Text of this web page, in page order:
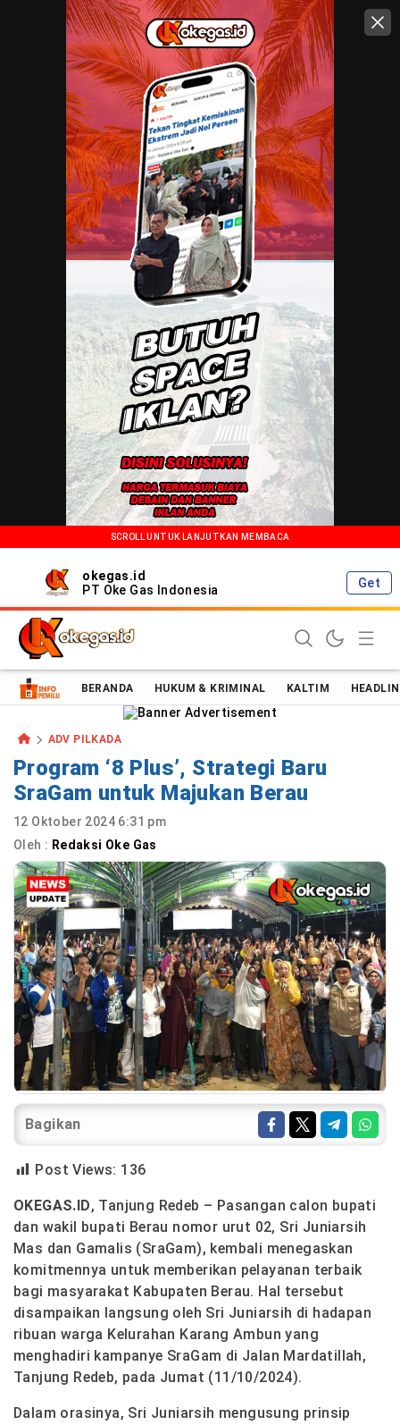
SCROLL UNTUK LANJUTKAN MEMBACA
okegas.id
PT Oke Gas Indonesia
Get
Oke Gas Indonesia | Energi Positif Informasi Terkini!
BERANDA HUKUM & KRIMINAL KALTIM
ADV PILKADA
Program ‘8 Plus’, Strategi Baru
SraGam untuk Majukan Berau
12 Oktober 2024 6:31 pm
Oleh : Redaksi Oke Gas
Bagikan
Post Views: 136
OKEGAS.ID, Tanjung Redeb – Pasangan calon bupati
dan wakil bupati Berau nomor urut 02, Sri Juniarsih
Mas dan Gamalis (SraGam), kembali menegaskan
komitmennya untuk memberikan pelayanan terbaik
bagi masyarakat Kabupaten Berau. Hal tersebut
disampaikan langsung oleh Sri Juniarsih di hadapan
ribuan warga Kelurahan Karang Ambun yang
menghadiri kampanye SraGam di Jalan Mardatillah,
Tanjung Redeb, pada Jumat (11/10/2024).
Dalam orasinya, Sri Juniarsih mengusung prinsip